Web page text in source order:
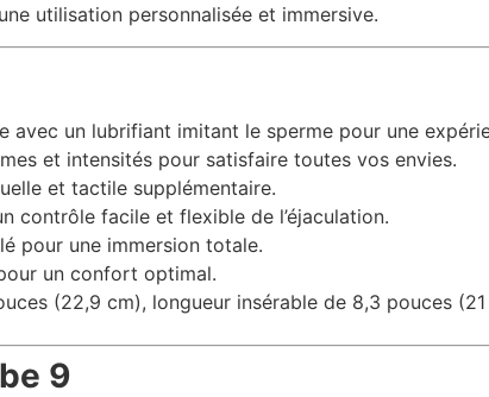
utilisation personnalisée et immersive.
avec un lubrifiant imitant le sperme pour une
et intensités pour satisfaire toutes vos envies.
et tactile supplémentaire.
contrôle facile et flexible de l’éjaculation.
pour une immersion totale.
un confort optimal.
(22,9 cm), longueur insérable de 8,3 pouces
9